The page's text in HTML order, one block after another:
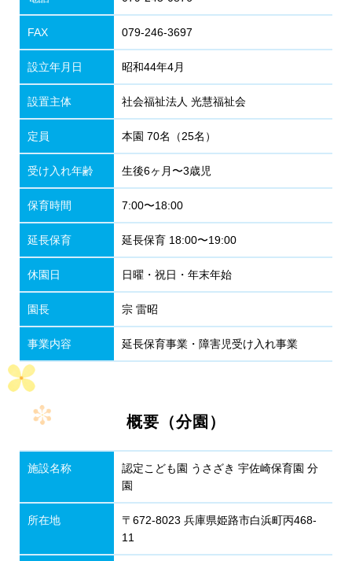
FAX 079-246-3697
設立年月日 昭和44年4月
設置主体 社会福祉法人 光慧福祉会
定員 本園 70名（25名）
受け入れ年齢 生後6ヶ月〜3歳児
保育時間 7:00〜18:00
延長保育 延長保育 18:00〜19:00
休園日 日曜・祝日・年末年始
園長 宗 雷昭
事業内容 延長保育事業・障害児受け入れ事業
概要（分園）
施設名称
認定こども園 うさざき 宇佐崎保育園 分
園
所在地
〒672-8023 兵庫県姫路市白浜町丙468-
11